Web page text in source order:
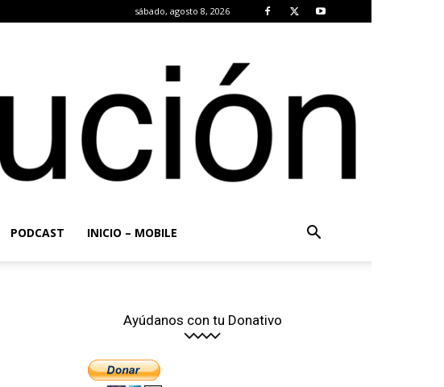
sábado, agosto 8, 2026
PODCAST INICIO – MOBILE
Ayúdanos con tu Donativo